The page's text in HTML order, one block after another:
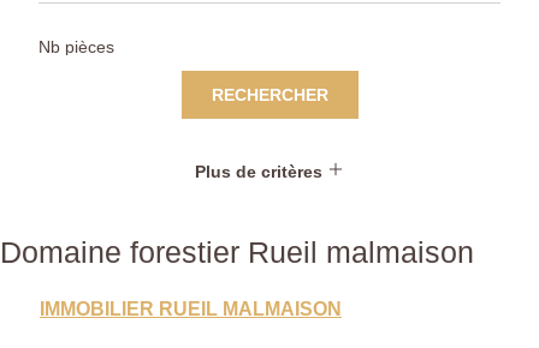
RECHERCHER
Plus de critères
Domaine forestier Rueil malmaison
IMMOBILIER RUEIL MALMAISON